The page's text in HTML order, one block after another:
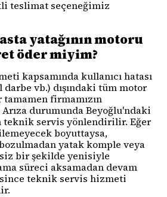
teslimat seçeneğimiz
yatağının motoru
öder miyim?
kapsamında kullanıcı hatası
darbe vb.) dışındaki tüm motor
firmamızın
durumunda Beyoğlu'ndaki
teknik servis yönlendirilir. Eğer
boyuttaysa,
yatak komple veya
bir şekilde yenisiyle
süreci aksamadan devam
teknik servis hizmeti